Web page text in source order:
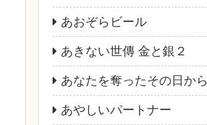
あおぞらビール
あきない世傳 金と銀２
あなたを奪ったその日から
あやしいパートナー